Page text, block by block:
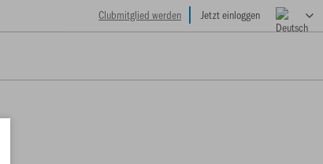
Clubmitglied werden Jetzt einloggen